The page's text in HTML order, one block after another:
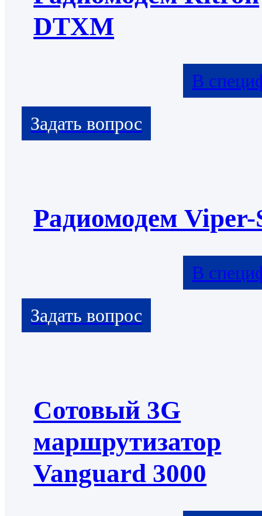
DTXM
В
Радиомодем Viper-
В
Сотовый 3G
маршрутизатор
Vanguard 3000